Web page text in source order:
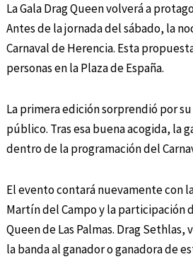
La Gala Drag Queen volverá a
Antes de la jornada del sábado, la
Carnaval de Herencia. Esta
personas en la Plaza de España.
La primera edición sorprendió por
público. Tras esa buena acogida, la
dentro de la programación del
El evento contará nuevamente con
Martín del Campo y la participación
Queen de Las Palmas. Drag
la banda al ganador o ganadora de